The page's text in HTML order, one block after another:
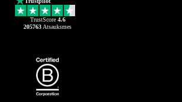
TrustScore 4.6
205763 Atsauksmes